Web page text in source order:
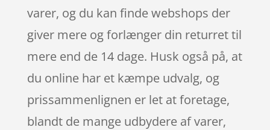
varer, og du kan finde webshops der
giver mere og forlænger din returret til
mere end de 14 dage. Husk også på, at
du online har et kæmpe udvalg, og
prissammenlignen er let at foretage,
blandt de mange udbydere af varer,